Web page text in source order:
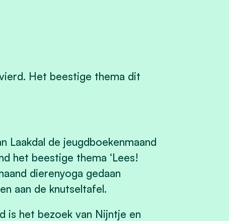
Het beestige thema dit
Laakdal de jeugdboekenmaand
het beestige thema ‘Lees!
dierenyoga gedaan
aan de knutseltafel.
is het bezoek van Nijntje en